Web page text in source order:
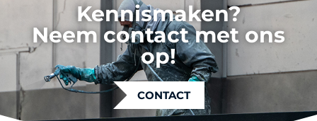
Kennismaken?
Neem contact met ons
op!
CONTACT